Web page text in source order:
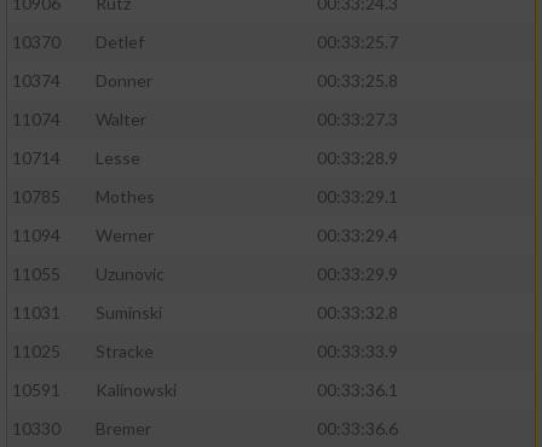
10370
Detlef
00:33:25.7
10374
Donner
00:33:25.8
11074
Walter
00:33:27.3
10714
Lesse
00:33:28.9
10785
Mothes
00:33:29.1
11094
Werner
00:33:29.4
11055
Uzunovic
00:33:29.9
11031
Suminski
00:33:32.8
11025
Stracke
00:33:33.9
10591
Kalinowski
00:33:36.1
10330
Bremer
00:33:36.6